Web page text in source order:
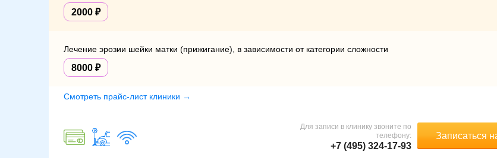
2000
Лечение эрозии шейки матки (прижигание), в зависимости от категории сложности
8000
Смотреть прайс-лист клиники →
Записаться
Для записи в клинику звоните по
телефону:
+7 (495) 324-17-93